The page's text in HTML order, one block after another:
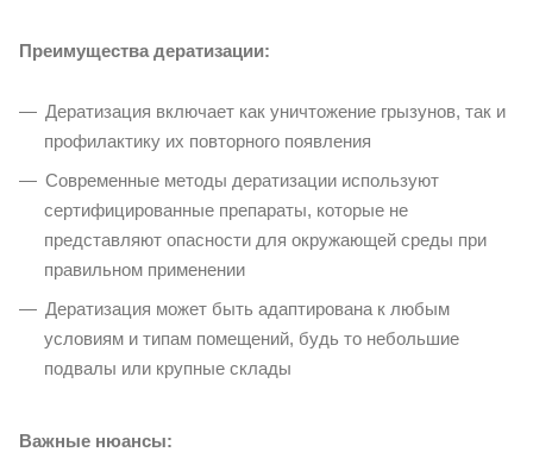
Преимущества дератизации:
Дератизация включает как уничтожение грызунов, так и
профилактику их повторного появления
Современные методы дератизации используют
сертифицированные препараты, которые не
представляют опасности для окружающей среды при
правильном применении
Дератизация может быть адаптирована к любым
условиям и типам помещений, будь то небольшие
подвалы или крупные склады
Важные нюансы: